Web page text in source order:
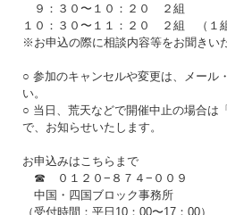
９：３０〜１０：２０ ２組
１０：３０〜１１：２０ ２組 （１
※お申込の際に相談内容等をお聞きい
○ 参加のキャンセルや変更は、メール
い。
○ 当日、荒天などで開催中止の場合は
で、お知らせいたします。
お申込みはこちらまで
☎ ０１２０−８７４−００９
中国・四国ブロック事務所
（受付時間：平日10：00〜17：00）